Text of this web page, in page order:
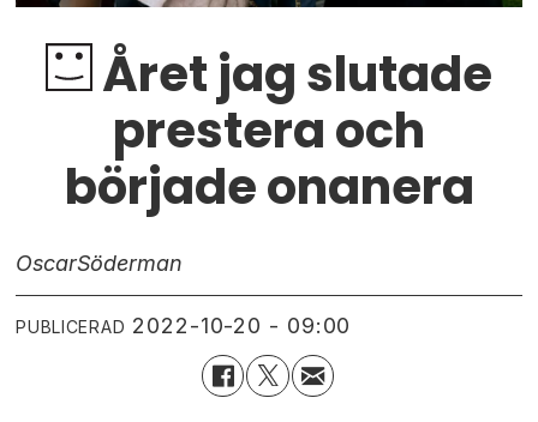
Året jag slutade
prestera och
började onanera
OscarSöderman
PUBLICERAD 2022-10-20 - 09:00